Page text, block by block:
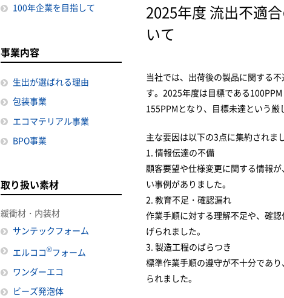
2025年度 流出不適
いて
当社では、出荷後の製品に関する
す。2025年度は目標である
155PPMとなり、目標未達という厳
主な要因は以下の3点に集約されまし
1. 情報伝達の不備
顧客要望や仕様変更に関する情報
い事例がありました。
2. 教育不足・確認漏れ
作業手順に対する理解不足や、確
げられました。
3. 製造工程のばらつき
標準作業手順の遵守が不十分であ
られました。
100年企業を目指して
事業内容
生出が選ばれる理由
包装事業
エコマテリアル事業
BPO事業
取り扱い素材
緩衝材・内装材
サンテックフォーム
エルココ®フォーム
ワンダーエコ
ビーズ発泡体